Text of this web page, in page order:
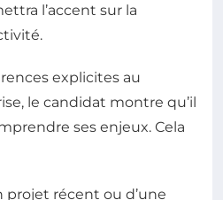
l’accent sur la
explicites au
le candidat montre qu’il
ses enjeux. Cela
projet récent ou d’une